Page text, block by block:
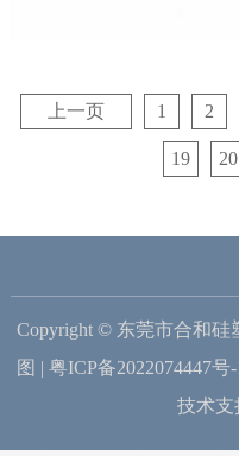
上一页 1 2
19 20
Copyright © 东莞市合和硅
图 |粤ICP备2022074447号-
技术